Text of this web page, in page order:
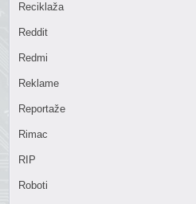
Reciklaža
Reddit
Redmi
Reklame
Reportaže
Rimac
RIP
Roboti